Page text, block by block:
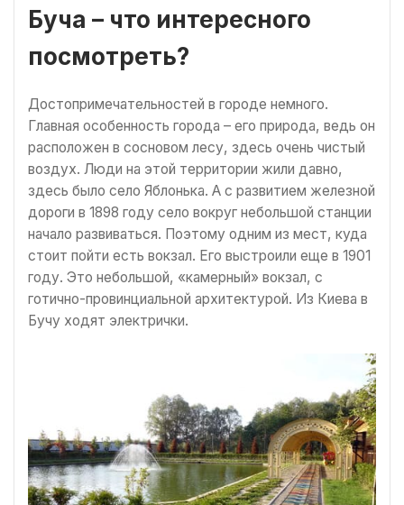
Буча – что интересного
посмотреть?
Достопримечательностей в городе немного.
Главная особенность города – его природа, ведь он
расположен в сосновом лесу, здесь очень чистый
воздух. Люди на этой территории жили давно,
здесь было село Яблонька. А с развитием железной
дороги в 1898 году село вокруг небольшой станции
начало развиваться. Поэтому одним из мест, куда
стоит пойти есть вокзал. Его выстроили еще в 1901
году. Это небольшой, «камерный» вокзал, с
готично-провинциальной архитектурой. Из Киева в
Бучу ходят электрички.